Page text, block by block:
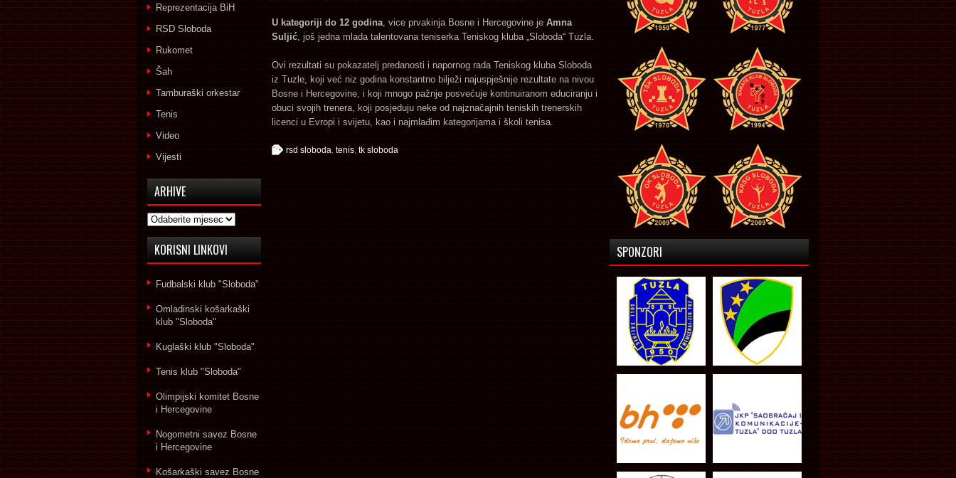
U kategoriji do 12 godina , vice prvakinja Bosne i Hercegovine je Amna
Suljić , još jedna mlada talentovana teniserka Teniskog kluba „Sloboda“ Tuzla.
Ovi rezultati su pokazatelj predanosti i napornog rada Teniskog kluba Sloboda
iz Tuzle, koji već niz godina konstantno bilježi najuspješnije rezultate na nivou
Bosne i Hercegovine, i koji mnogo pažnje posvećuje kontinuiranom educiranju i
obuci svojih trenera, koji posjeduju neke od najznačajnih teniskih trenerskih
licenci u Evropi i svijetu, kao i najmlađim kategorijama i školi tenisa.
rsd sloboda tenis tk sloboda
Reprezentacija BiH
RSD Sloboda
Rukomet
Šah
Tamburaški orkestar
Tenis
Video
Vijesti
ARHIVE
Arhive
KORISNI LINKOVI
Fudbalski klub "Sloboda"
Omladinski košarkaški
klub "Sloboda"
Kuglaški klub "Sloboda"
Tenis klub "Sloboda"
Olimpijski komitet Bosne
i Hercegovine
Nogometni savez Bosne
i Hercegovine
Košarkaški savez Bosne
SPONZORI